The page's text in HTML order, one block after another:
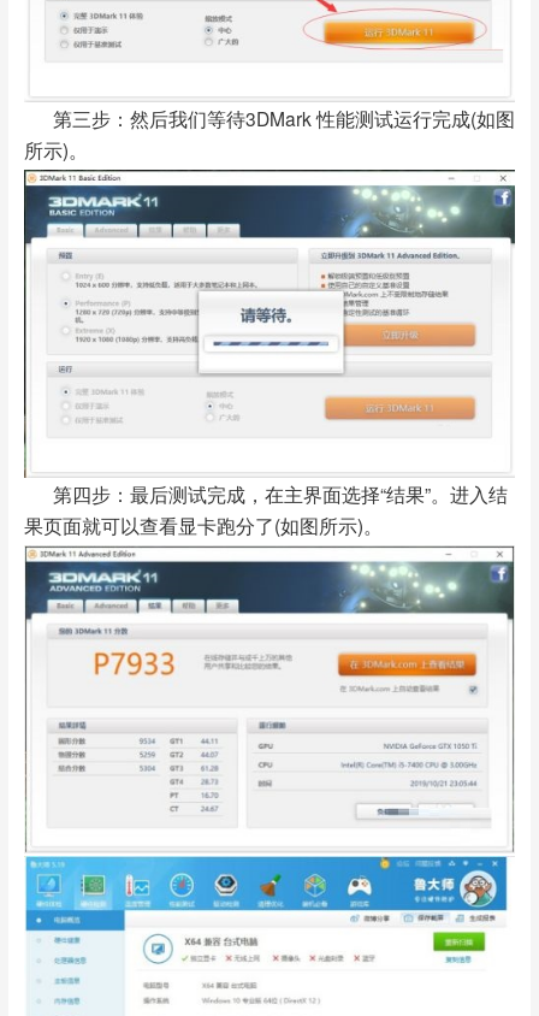
第三步：然后我们等待3DMark 性能测试运行完成(如图
所示)。
第四步：最后测试完成，在主界面选择“结果”。进入结
果页面就可以查看显卡跑分了(如图所示)。